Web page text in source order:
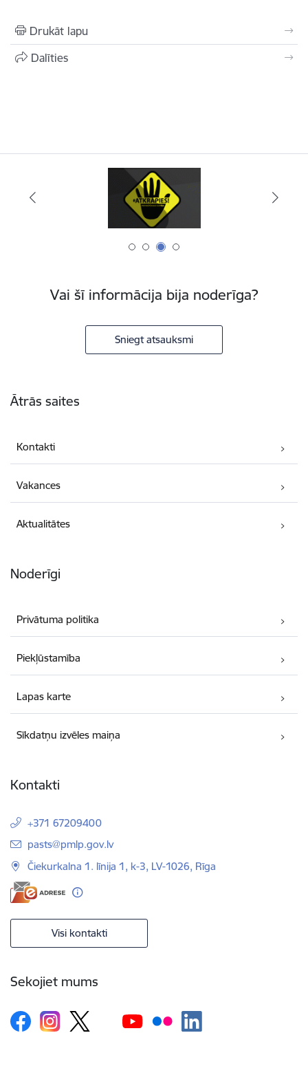
Drukāt lapu
Dalīties
Vai šī informācija bija noderīga?
Sniegt atsauksmi
Ātrās saites
Kontakti
Vakances
Aktualitātes
Noderīgi
Privātuma politika
Piekļūstamība
Lapas karte
Sīkdatņu izvēles maiņa
Kontakti
+371 67209400
E-pasts:
pasts@pmlp.gov.lv
Čiekurkalna 1. līnija 1, k-3, LV-1026, Rīga
Visi kontakti
Sekojiet mums